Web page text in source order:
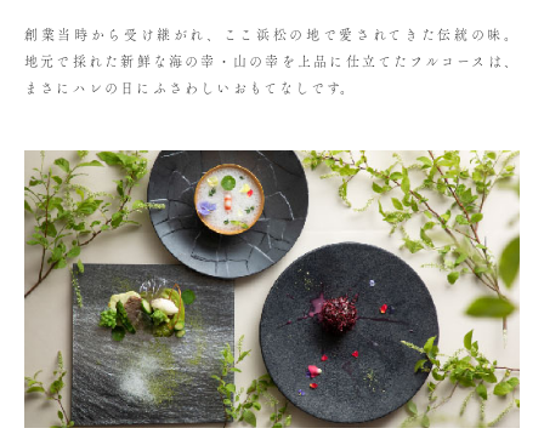
創業当時から受け継がれ、ここ浜松の地で愛されてきた伝統の味。
地元で採れた新鮮な海の幸・山の幸を上品に仕立てたフルコースは、
まさにハレの日にふさわしいおもてなしです。